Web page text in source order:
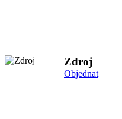
Zdroj
Objednat